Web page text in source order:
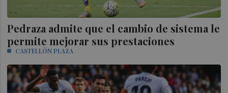
Pedraza admite que el cambio de sistema le
permite mejorar sus prestaciones
CASTELLÓN PLAZA